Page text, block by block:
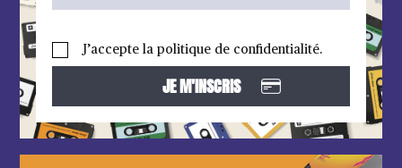
J’accepte la politique de confidentialité.